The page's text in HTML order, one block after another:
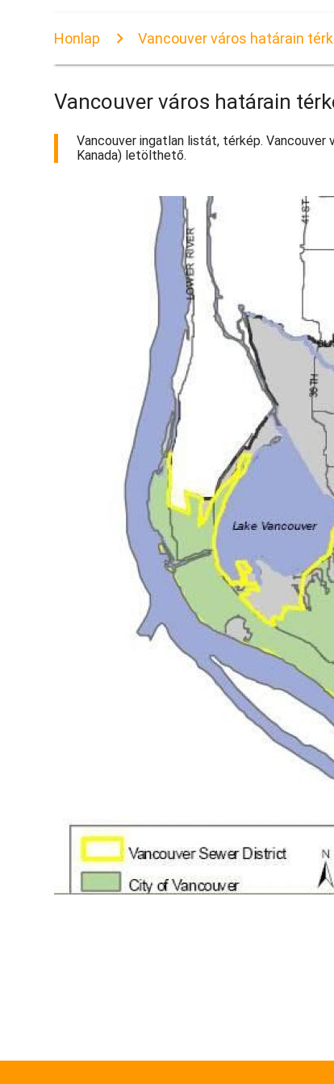
Honlap Vancouver város határain
Vancouver város határain
Vancouver ingatlan listát, térkép. Vancouver
Kanada) letölthető.